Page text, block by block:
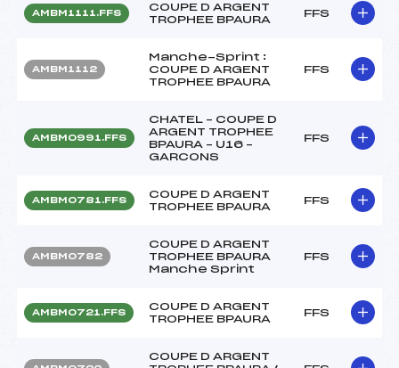
AMBM1111.FFS
COUPE D ARGENT
TROPHEE BPAURA
FFS
AMBM1112
Manche-Sprint :
COUPE D ARGENT
TROPHEE BPAURA
FFS
AMBM0991.FFS
CHATEL – COUPE D
ARGENT TROPHEE
BPAURA – U16 –
GARCONS
FFS
AMBM0781.FFS
COUPE D ARGENT
TROPHEE BPAURA
FFS
AMBM0782
COUPE D ARGENT
TROPHEE BPAURA
Manche Sprint
FFS
AMBM0721.FFS
COUPE D ARGENT
TROPHEE BPAURA
FFS
COUPE D ARGENT